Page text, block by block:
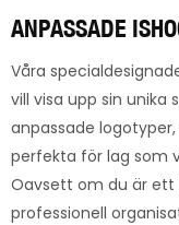
ANPASSADE
Våra
vill visa upp sin unika
anpassade
perfekta för lag som
Oavsett om du är ett
professionell